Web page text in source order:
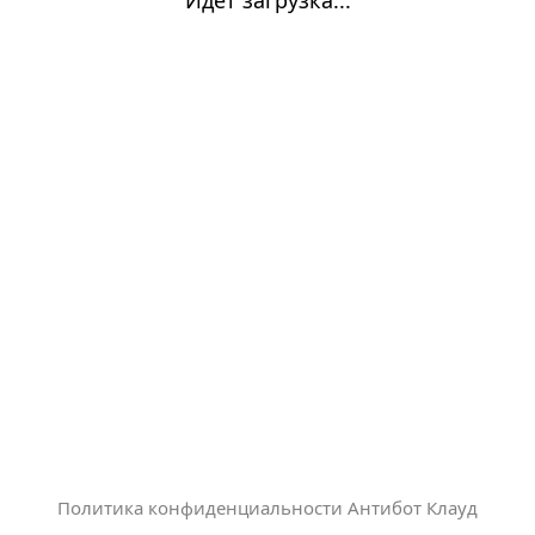
Политика конфиденциальности Антибот Клауд